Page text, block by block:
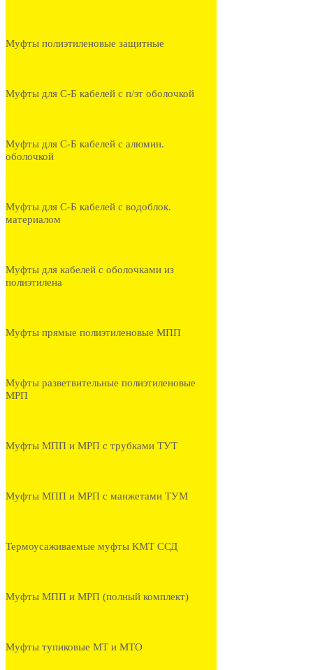
Муфты полиэтиленовые защитные
Муфты для С-Б кабелей с п/эт оболочкой
Муфты для С-Б кабелей с алюмин.
оболочкой
Муфты для С-Б кабелей с водоблок.
материалом
Муфты для кабелей с оболочками из
полиэтилена
Муфты прямые полиэтиленовые МПП
Муфты разветвительные полиэтиленовые
МРП
Муфты МПП и МРП с трубками ТУТ
Муфты МПП и МРП с манжетами ТУМ
Термоусаживаемые муфты КМТ ССД
Муфты МПП и МРП (полный комплект)
Муфты тупиковые МТ и МТО